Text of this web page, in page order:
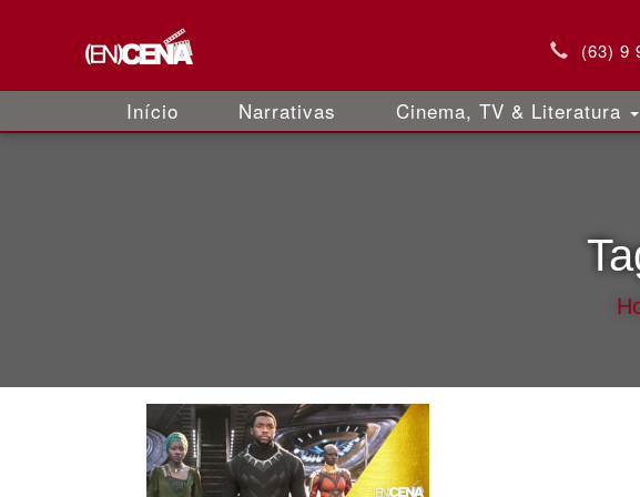
(63) 9
Início Narrativas Cinema, TV & Literatura